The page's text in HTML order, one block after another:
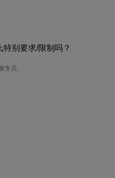
别要求/限制吗？
员。